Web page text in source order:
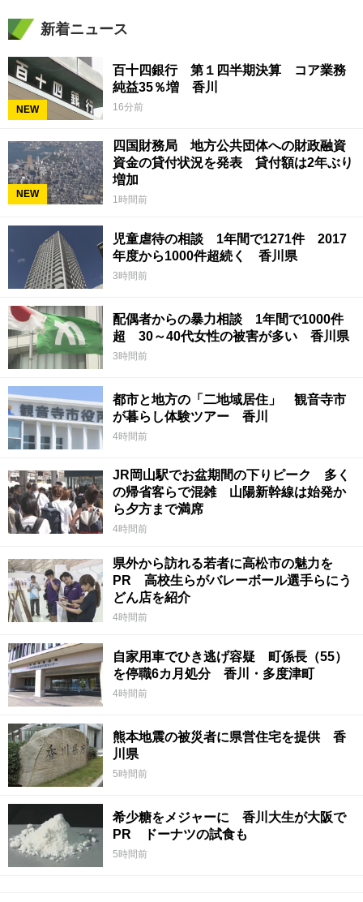
新着ニュース
NEW
百十四銀行 第１四半期決算 コア業務
純益35％増 香川
16分前
NEW
四国財務局 地方公共団体への財政融資
資金の貸付状況を発表 貸付額は2年ぶり
増加
1時間前
児童虐待の相談 1年間で1271件 2017
年度から1000件超続く 香川県
3時間前
配偶者からの暴力相談 1年間で1000件
超 30～40代女性の被害が多い 香川県
3時間前
都市と地方の「二地域居住」 観音寺市
が暮らし体験ツアー 香川
4時間前
JR岡山駅でお盆期間の下りピーク 多く
の帰省客らで混雑 山陽新幹線は始発か
ら夕方まで満席
4時間前
県外から訪れる若者に高松市の魅力を
PR 高校生らがバレーボール選手らにう
どん店を紹介
4時間前
自家用車でひき逃げ容疑 町係長（55）
を停職6カ月処分 香川・多度津町
4時間前
熊本地震の被災者に県営住宅を提供 香
川県
5時間前
希少糖をメジャーに 香川大生が大阪で
PR ドーナツの試食も
5時間前